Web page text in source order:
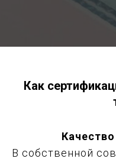
Как
В собственной